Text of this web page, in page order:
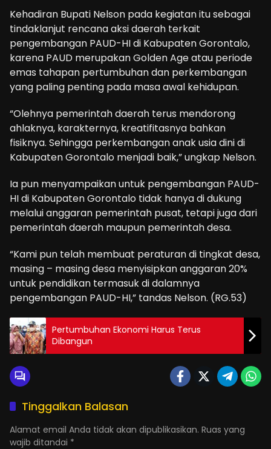
Kehadiran Bupati Nelson pada kegiatan itu sebagai
tindaklanjut rencana aksi daerah terkait
pengembangan PAUD-HI di Kabupaten Gorontalo,
karena PAUD merupakan Golden Age atau periode
emas tahapan pertumbuhan dan perkembangan
yang paling penting pada masa awal kehidupan.
“Olehnya pemerintah daerah terus mendorong
ahlaknya, karakternya, kreatifitasnya bahkan
fisiknya. Sehingga perkembangan anak usia dini di
Kabupaten Gorontalo menjadi baik,” ungkap Nelson.
Ia pun menyampaikan untuk pengembangan PAUD-
HI di Kabupaten Gorontalo tidak hanya di dukung
melalui anggaran pemerintah pusat, tetapi juga dari
pemerintah daerah maupun pemerintah desa.
“Kami pun telah membuat peraturan di tingkat desa,
masing – masing desa menyisipkan anggaran 20%
untuk pendidikan termasuk di dalamnya
pengembangan PAUD-HI,” tandas Nelson. (RG.53)
Pertumbuhan Ekonomi Harus Terus
Dibangun
Tinggalkan Balasan
Alamat email Anda tidak akan dipublikasikan. Ruas yang
wajib ditandai *